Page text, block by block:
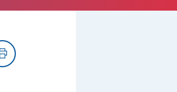
Imprimer